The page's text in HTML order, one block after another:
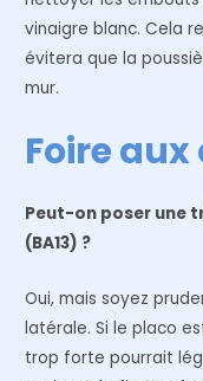
vinaigre blanc. Cela
évitera que la
mur.
Foire
Peut-on poser une
(BA13) ?
Oui, mais soyez
latérale. Si le placo
trop forte pourrait